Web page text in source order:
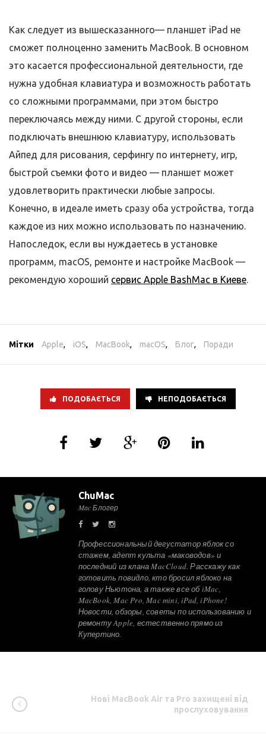
Как следует из вышесказанного— планшет iPad не
сможет полноценно заменить MacBook. В основном
это касается профессиональной деятельности, где
нужна удобная клавиатура и возможность работать
со сложными программами, при этом быстро
переключаясь между ними. С другой стороны, если
подключать внешнюю клавиатуру, использовать
Айпед для рисования, серфингу по интернету, игр,
быстрой съемки фото и видео — планшет может
удовлетворить практически любые запросы.
Конечно, в идеале иметь сразу оба устройства, тогда
каждое из них можно использовать по назначению.
Напоследок, если вы нуждаетесь в установке
программ, macOS, ремонте и настройке MacBook —
рекомендую хороший сервис Apple BashMac в Киеве.
Мітки Apple, iOS, MacBook, macOS, Блог, Поради
ПОДОБАЄТЬСЯ НЕПОДОБАЄТЬСЯ
ChuMac
Mac Блогер
Профессиональный дегустатор яблок со
стажем, адепт культа «маководов» и
последний из клана MacCloud. Расскажу как
готовить повидло, кто бросил яблоко на
голову Ньютона, а также все об iMac,
MacBook, Mac Pro, Mac mini, iPad, iPhone!
Новости, обзоры, советы по использованию и
ремонту Apple, естественно прямо из
Купертино.
Нові MacBook Air та Pro захищені від
прослуховування